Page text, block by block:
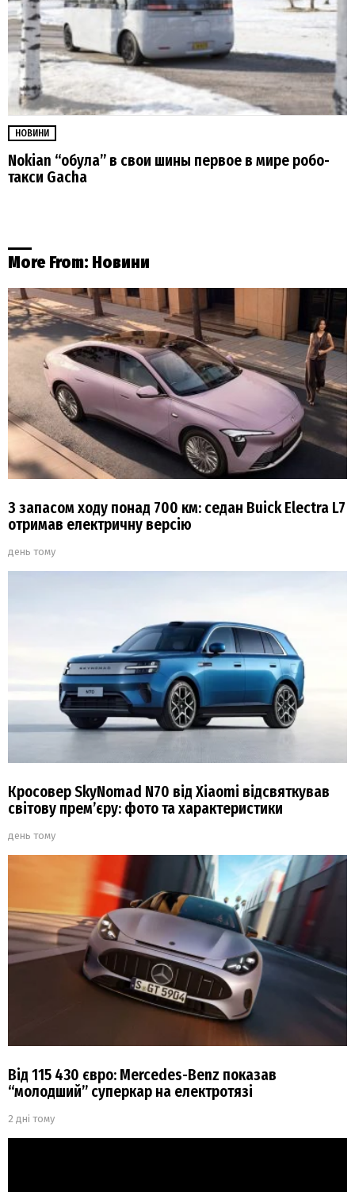
НОВИНИ
Nokian “обула” в свои шины первое в мире робо-
такси Gacha
More From: Новини
З запасом ходу понад 700 км: седан Buick Electra L7
отримав електричну версію
день тому
Кросовер SkyNomad N70 від Xiaomi відсвяткував
світову прем’єру: фото та характеристики
день тому
Від 115 430 євро: Mercedes-Benz показав
“молодший” суперкар на електротязі
2 дні тому